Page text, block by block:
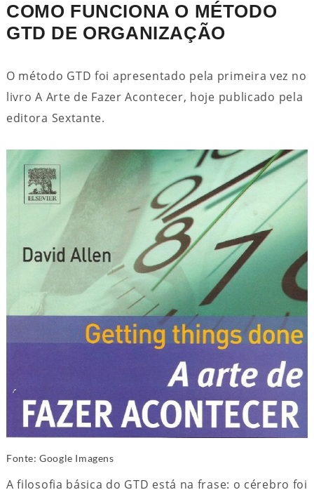
COMO FUNCIONA O MÉTODO
GTD DE ORGANIZAÇÃO
O método GTD foi apresentado pela primeira vez no
livro A Arte de Fazer Acontecer, hoje publicado pela
editora Sextante.
Fonte: Google Imagens
A filosofia básica do GTD está na frase: o cérebro foi